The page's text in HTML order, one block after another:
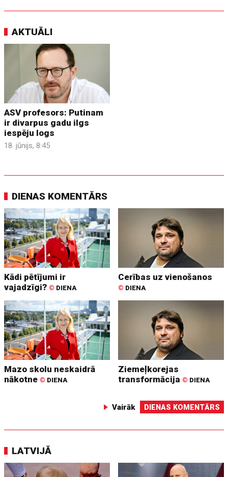
AKTUĀLI
ASV profesors: Putinam
ir divarpus gadu ilgs
iespēju logs
18. jūnijs, 8:45
DIENAS KOMENTĀRS
Kādi pētījumi ir
vajadzīgi? © DIENA
Cerības uz vienošanos
© DIENA
Mazo skolu neskaidrā
nākotne © DIENA
Ziemeļkorejas
transformācija © DIENA
Vairāk DIENAS KOMENTĀRS
LATVIJĀ